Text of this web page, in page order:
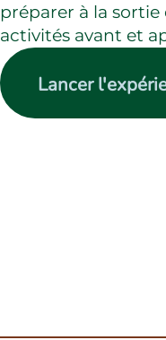
préparer à la
activités avant et
Lancer